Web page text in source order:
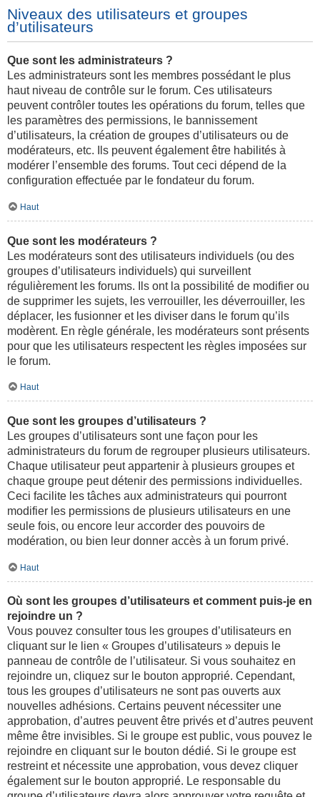
Niveaux des utilisateurs et groupes
d’utilisateurs
Que sont les administrateurs ?
Les administrateurs sont les membres possédant le plus
haut niveau de contrôle sur le forum. Ces utilisateurs
peuvent contrôler toutes les opérations du forum, telles que
les paramètres des permissions, le bannissement
d’utilisateurs, la création de groupes d’utilisateurs ou de
modérateurs, etc. Ils peuvent également être habilités à
modérer l’ensemble des forums. Tout ceci dépend de la
configuration effectuée par le fondateur du forum.
Haut
Que sont les modérateurs ?
Les modérateurs sont des utilisateurs individuels (ou des
groupes d’utilisateurs individuels) qui surveillent
régulièrement les forums. Ils ont la possibilité de modifier ou
de supprimer les sujets, les verrouiller, les déverrouiller, les
déplacer, les fusionner et les diviser dans le forum qu’ils
modèrent. En règle générale, les modérateurs sont présents
pour que les utilisateurs respectent les règles imposées sur
le forum.
Haut
Que sont les groupes d’utilisateurs ?
Les groupes d’utilisateurs sont une façon pour les
administrateurs du forum de regrouper plusieurs utilisateurs.
Chaque utilisateur peut appartenir à plusieurs groupes et
chaque groupe peut détenir des permissions individuelles.
Ceci facilite les tâches aux administrateurs qui pourront
modifier les permissions de plusieurs utilisateurs en une
seule fois, ou encore leur accorder des pouvoirs de
modération, ou bien leur donner accès à un forum privé.
Haut
Où sont les groupes d’utilisateurs et comment puis-je en
rejoindre un ?
Vous pouvez consulter tous les groupes d’utilisateurs en
cliquant sur le lien « Groupes d’utilisateurs » depuis le
panneau de contrôle de l’utilisateur. Si vous souhaitez en
rejoindre un, cliquez sur le bouton approprié. Cependant,
tous les groupes d’utilisateurs ne sont pas ouverts aux
nouvelles adhésions. Certains peuvent nécessiter une
approbation, d’autres peuvent être privés et d’autres peuvent
même être invisibles. Si le groupe est public, vous pouvez le
rejoindre en cliquant sur le bouton dédié. Si le groupe est
restreint et nécessite une approbation, vous devez cliquer
également sur le bouton approprié. Le responsable du